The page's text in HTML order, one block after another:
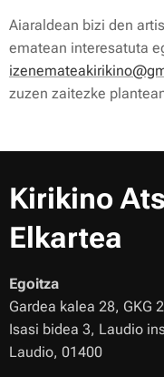
Aiaraldean bizi den
ematean interesatuta
zuzen zaitezke
Kirikino
Elkartea
Egoitza
Gardea kalea 28, GKG
Isasi bidea 3, Laudio
Laudio, 01400